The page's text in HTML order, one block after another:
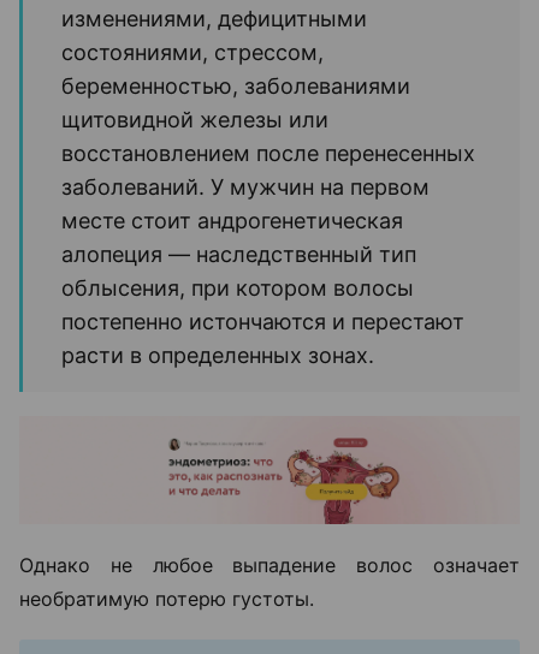
изменениями, дефицитными
состояниями, стрессом,
беременностью, заболеваниями
щитовидной железы или
восстановлением после перенесенных
заболеваний. У мужчин на первом
месте стоит андрогенетическая
алопеция — наследственный тип
облысения, при котором волосы
постепенно истончаются и перестают
расти в определенных зонах.
Однако не любое выпадение волос означает
необратимую потерю густоты.